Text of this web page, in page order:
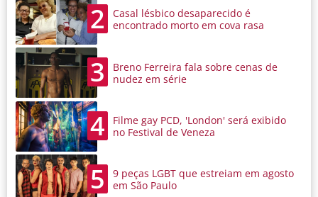
2
Casal lésbico desaparecido é
encontrado morto em cova rasa
3
Breno Ferreira fala sobre cenas de
nudez em série
4
Filme gay PCD, 'London' será exibido
no Festival de Veneza
5
9 peças LGBT que estreiam em agosto
em São Paulo